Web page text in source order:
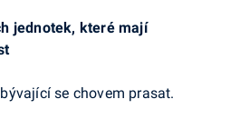
jednotek, které mají
se chovem prasat.